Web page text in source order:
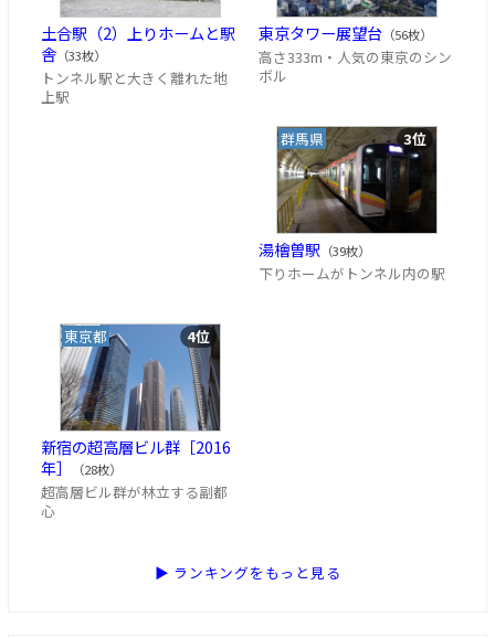
土合駅（2）上りホームと駅
舎 （33枚）
トンネル駅と大きく離れた地
上駅
東京タワー展望台（56枚）
高さ333m・人気の東京のシン
ボル
群馬県 3位
湯檜曽駅 （39枚）
下りホームがトンネル内の駅
東京都 4位
新宿の超高層ビル群［2016
年］
（28枚）
超高層ビル群が林立する副都
心
▶ ランキングをもっと見る